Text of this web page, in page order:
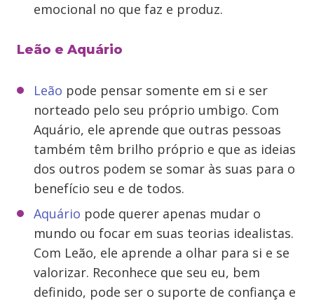
emocional no que faz e produz.
Leão e Aquário
Leão pode pensar somente em si e ser
norteado pelo seu próprio umbigo. Com
Aquário, ele aprende que outras pessoas
também têm brilho próprio e que as ideias
dos outros podem se somar às suas para o
benefício seu e de todos.
Aquário pode querer apenas mudar o
mundo ou focar em suas teorias idealistas.
Com Leão, ele aprende a olhar para si e se
valorizar. Reconhece que seu eu, bem
definido, pode ser o suporte de confiança e